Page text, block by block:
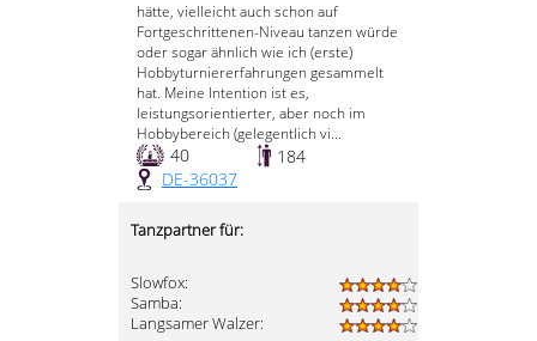
hätte, vielleicht auch schon auf
Fortgeschrittenen-Niveau tanzen würde
oder sogar ähnlich wie ich (erste)
Hobbyturniererfahrungen gesammelt
hat. Meine Intention ist es,
leistungsorientierter, aber noch im
Hobbybereich (gelegentlich vi...
40
184
DE-36037
Tanzpartner für:
Slowfox:
Samba:
Langsamer Walzer: